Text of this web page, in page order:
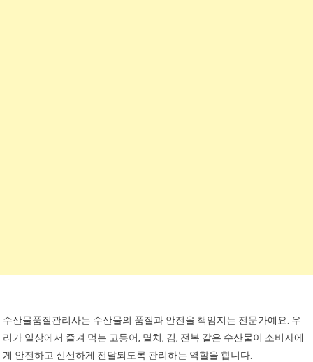
수산물품질관리사는 수산물의 품질과 안전을 책임지는 전문가예요. 우
리가 일상에서 즐겨 먹는 고등어, 멸치, 김, 전복 같은 수산물이 소비자에
게 안전하고 신선하게 전달되도록 관리하는 역할을 합니다.